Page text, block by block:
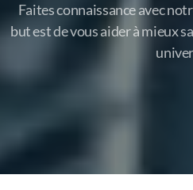
Faites connaissance avec
but est de vous aider à mieux